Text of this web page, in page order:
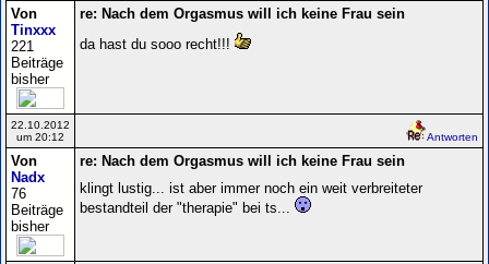
Von
Tinxxx
221
Beiträge
bisher
re: Nach dem Orgasmus will ich keine Frau sein
da hast du sooo recht!!!
22.10.2012
um 20:12
Antworten
Von
Nadx
76
Beiträge
bisher
re: Nach dem Orgasmus will ich keine Frau sein
klingt lustig... ist aber immer noch ein weit verbreiteter
bestandteil der "therapie" bei ts...